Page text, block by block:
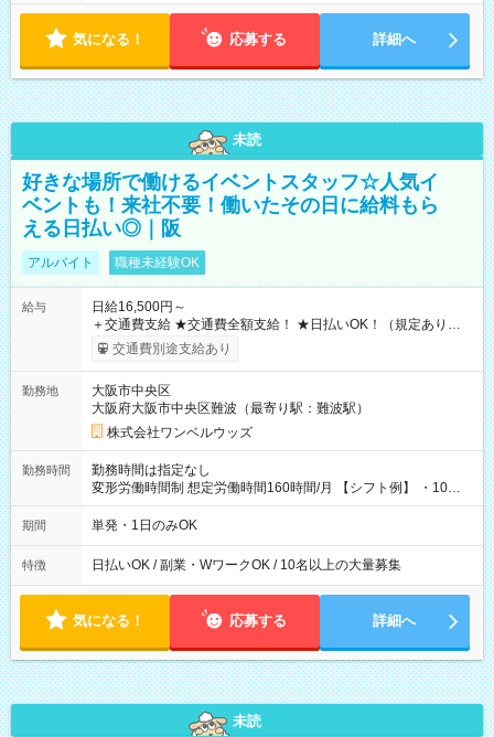
気になる！ 応募する 詳細へ
未読
好きな場所で働けるイベントスタッフ☆人気イ
ベントも！来社不要！働いたその日に給料もら
える日払い◎｜阪
アルバイト 職種未経験OK
給与
日給16,500円～
＋交通費支給 ★交通費全額支給！ ★日払いOK！（規定あり） ┗
働いたその日に現金GET♪ お仕事後はコンビニATMから 日払
交通費別途支給あり
勤務地
大阪市中央区
大阪府大阪市中央区難波（最寄り駅：難波駅）
株式会社ワンベルウッズ
勤務時間
勤務時間は指定なし
変形労働時間制 想定労働時間160時間/月 【シフト例】 ・10：
00～20：00
期間 単発・1日のみOK
特徴 日払いOK / 副業・WワークOK / 10名以上の大量募集
気になる！ 応募する 詳細へ
未読